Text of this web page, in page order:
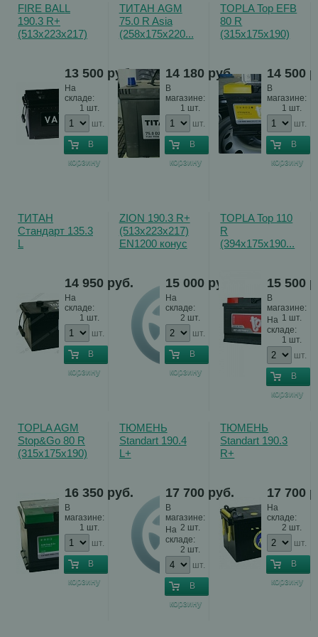
FIRE BALL
190.3 R+
(513x223x217)
13 500руб.
На
складе:
1 шт.
шт.
В
корзину
ТИТАН AGM
75.0 R Asia
(258x175x220...
14 180 руб.
В
магазине:
1 шт.
шт.
В
корзину
TOPLA Top EFB
80 R
(315x175x190)
14 500
В
магазине:
1 шт.
шт.
В
корзину
ТИТАН
Стандарт 135.3
L
14 950руб.
На
складе:
1 шт.
шт.
В
корзину
ZION 190.3 R+
(513x223x217)
EN1200 конус
15 000 руб.
На
складе:
2 шт.
шт.
В
корзину
TOPLA Top 110
R
(394x175x190...
15 500
В
магазине:
1 шт.
На
складе:
1 шт.
шт.
В
корзину
TOPLA AGM
Stop&Go 80 R
(315x175x190)
16 350руб.
В
магазине:
1 шт.
шт.
В
корзину
ТЮМЕНЬ
Standart 190.4
L+
17 700 руб.
В
магазине:
2 шт.
На
складе:
2 шт.
шт.
В
корзину
ТЮМЕНЬ
Standart 190.3
R+
17 700
На
складе:
2 шт.
шт.
В
корзину